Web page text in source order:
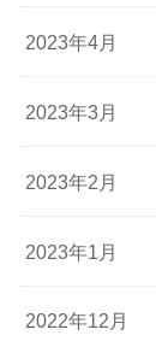
2023年4月
2023年3月
2023年2月
2023年1月
2022年12月